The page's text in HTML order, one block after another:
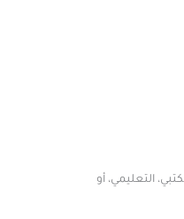
التعليمي، أو